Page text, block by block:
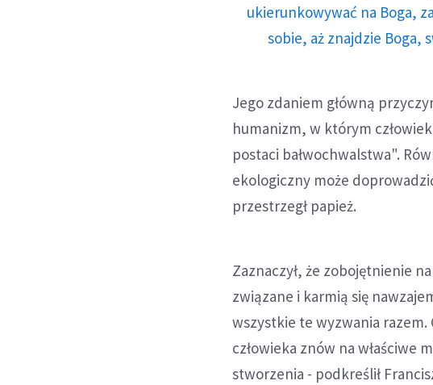
ukierunkowywać na Boga,
sobie, aż znajdzie Boga,
Jego zdaniem główną
humanizm, w którym
postaci bałwochwalstwa".
ekologiczny może
przestrzegł papież.
Zaznaczył, że zobojętnienie
związane i karmią się
wszystkie te wyzwania
człowieka znów na właściwe
stworzenia - podkreślił